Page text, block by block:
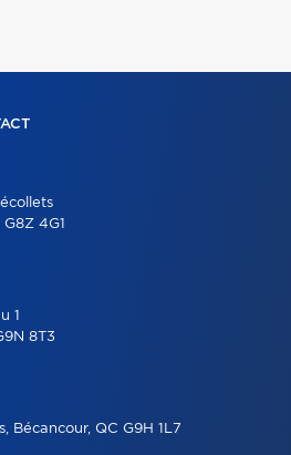
4G1
1
8T3
Bécancour, QC G9H 1L7